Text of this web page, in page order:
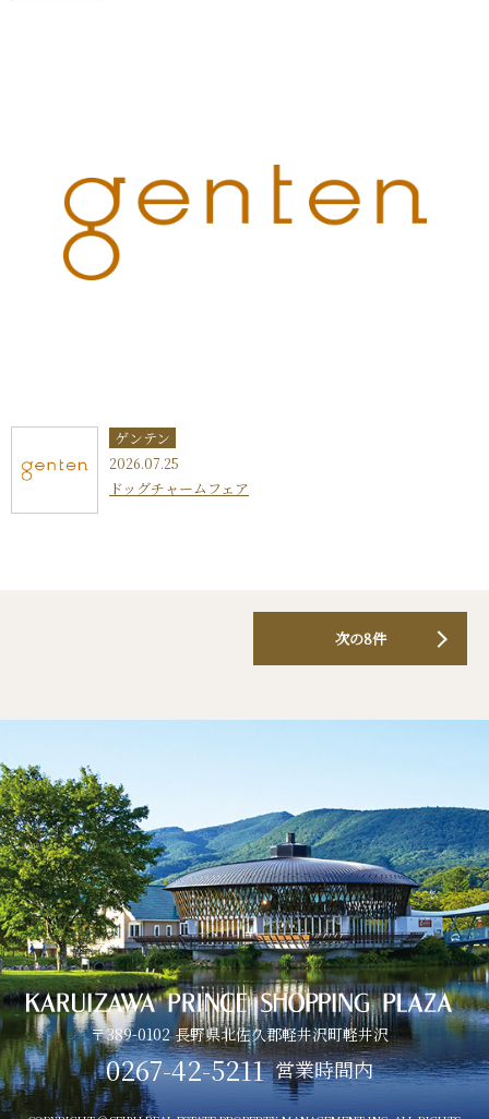
ゲンテン
2026.07.25
ドッグチャームフェア
次の8件
〒389-0102 長野県北佐久郡軽井沢町軽井沢
0267-42-5211 営業時間内